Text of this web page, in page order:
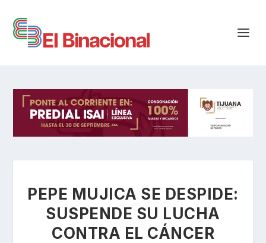
PEPE MUJICA SE DESPIDE:
SUSPENDE SU LUCHA
CONTRA EL CÁNCER